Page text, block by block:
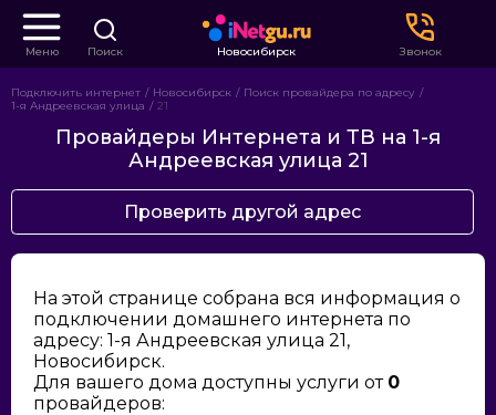
Меню Поиск Новосибирск Звонок
Подключить интернет Новосибирск
Поиск провайдера по адресу
1-я Андреевская улица
21
Провайдеры Интернета и ТВ на 1-я
Андреевская улица 21
Проверить другой адрес
На этой странице собрана вся информация о
подключении домашнего интернета по
адресу: 1-я Андреевская улица 21,
Новосибирск.
Для вашего дома доступны услуги от 0
провайдеров: